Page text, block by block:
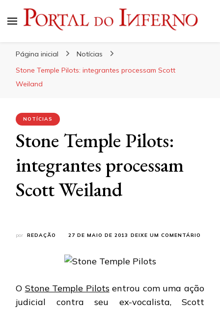
Página inicial
Notícias
Stone Temple Pilots: integrantes processam Scott
Weiland
NOTÍCIAS
Stone Temple Pilots:
integrantes processam
Scott Weiland
por REDAÇÃO 27 DE MAIO DE 2013 DEIXE UM COMENTÁRIO
O Stone Temple Pilotsentrou com uma ação
judicial contra seu ex-vocalista, Scott